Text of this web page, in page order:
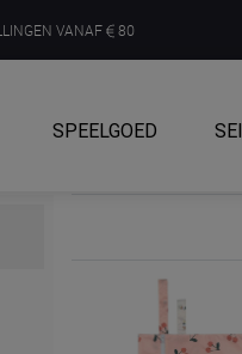
VANAF 80
ONZE WINKELS
SPEELGOED